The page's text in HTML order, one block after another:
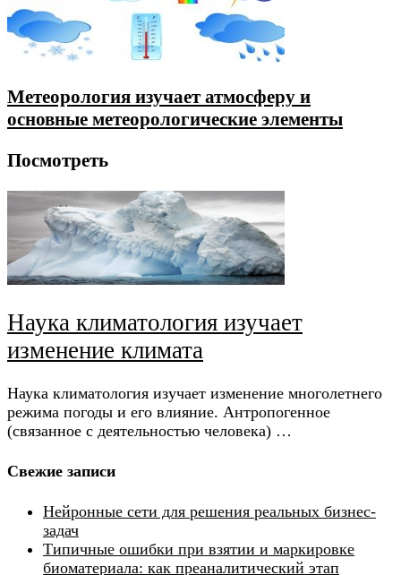
Метеорология изучает атмосферу и
основные метеорологические элементы
Посмотреть
Наука климатология изучает
изменение климата
Наука климатология изучает изменение многолетнего
режима погоды и его влияние. Антропогенное
(связанное с деятельностью человека) …
Свежие записи
Нейронные сети для решения реальных бизнес-
задач
Типичные ошибки при взятии и маркировке
биоматериала: как преаналитический этап